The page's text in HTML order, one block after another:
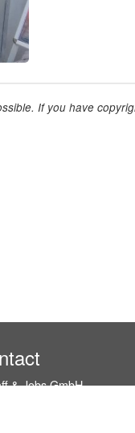
If you have
& Jobs GmbH